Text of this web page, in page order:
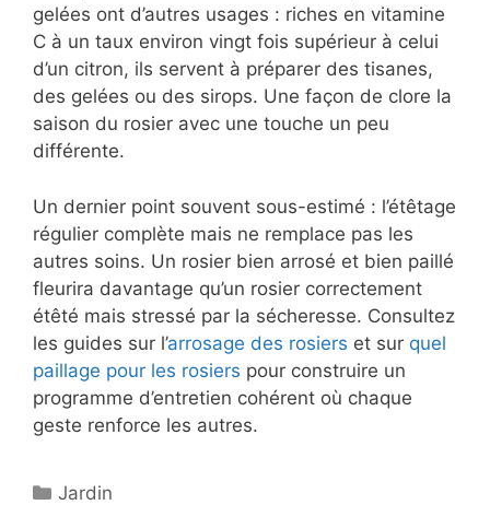
gelées ont d’autres usages : riches en vitamine
C à un taux environ vingt fois supérieur à celui
d’un citron, ils servent à préparer des tisanes,
des gelées ou des sirops. Une façon de clore la
saison du rosier avec une touche un peu
différente.
Un dernier point souvent sous-estimé : l’étêtage
régulier complète mais ne remplace pas les
autres soins. Un rosier bien arrosé et bien paillé
fleurira davantage qu’un rosier correctement
étêté mais stressé par la sécheresse. Consultez
les guides sur l’arrosage des rosiers et sur quel
paillage pour les rosiers pour construire un
programme d’entretien cohérent où chaque
geste renforce les autres.
Catégories
Jardin